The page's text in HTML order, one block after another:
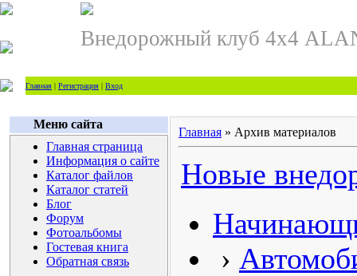
Внедорожный клуб 4х4
Главная | Регистрация | Вход
Меню сайта
Главная страница
Информация о сайте
Каталог файлов
Каталог статей
Блог
Форум
Фотоальбомы
Гостевая книга
Обратная связь
Главная » Архив материалов
Новые
›